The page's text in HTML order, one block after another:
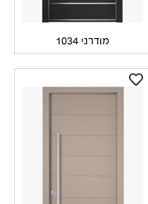
מודרני 1034